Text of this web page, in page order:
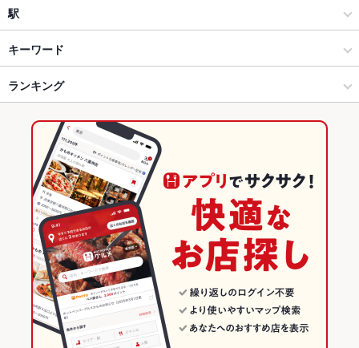
焼肉
武蔵小金井 × 焼肉・ホルモン
武蔵小金井 × 焼肉
武蔵小金井駅 × 焼肉・ホルモン
武蔵小金井駅 × 焼肉
居酒屋
洋・和洋・各国料理・その他
武蔵小金井 × 居酒屋
武蔵小金井 × 洋・和洋・各国料理・その他
武蔵小金井駅 × 居酒屋
武蔵小金井駅
武蔵小金井駅 × 焼肉・ホルモン
武蔵小金井駅 × 焼肉
武蔵小金井駅 × 居酒屋
武蔵小金井駅 × 洋・和洋・各国料理・その他
東京 × 焼肉・ホルモン
東京 × 焼肉
東京 × 居酒屋
東京 × 洋・和洋・各国料理・その他
駅
武蔵小金井駅
キーワード
にんにく料理
ランキング
東京のグルメランキング
東京の焼肉・ホルモンランキング
武蔵小金井のグルメランキング
武蔵小金井の焼肉・ホルモンランキング
武蔵小金井駅のグルメランキング
武蔵小金井駅の焼肉・ホルモンランキング